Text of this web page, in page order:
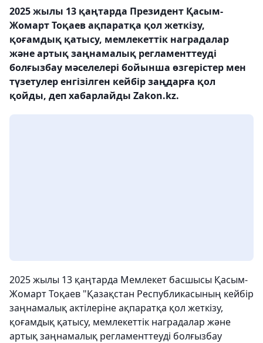
2025 жылы 13 қаңтарда Президент Қасым-
Жомарт Тоқаев ақпаратқа қол жеткізу,
қоғамдық қатысу, мемлекеттік наградалар
және артық заңнамалық регламенттеуді
болғызбау мәселелері бойынша өзгерістер мен
түзетулер енгізілген кейбір заңдарға қол
қойды, деп хабарлайды Zakon.kz.
2025 жылы 13 қаңтарда Мемлекет басшысы Қасым-
Жомарт Тоқаев "Қазақстан Республикасының кейбір
заңнамалық актілеріне ақпаратқа қол жеткізу,
қоғамдық қатысу, мемлекеттік наградалар және
артық заңнамалық регламенттеуді болғызбау